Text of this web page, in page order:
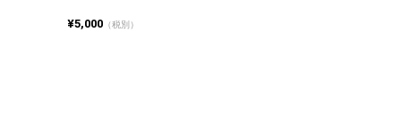
¥5,000 （税別）